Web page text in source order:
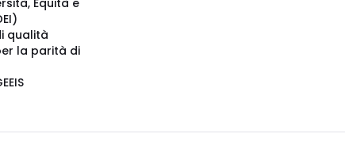
Equità e
qualità
la parità di